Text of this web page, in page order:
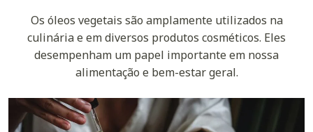
Os óleos vegetais são amplamente utilizados na
culinária e em diversos produtos cosméticos. Eles
desempenham um papel importante em nossa
alimentação e bem-estar geral.